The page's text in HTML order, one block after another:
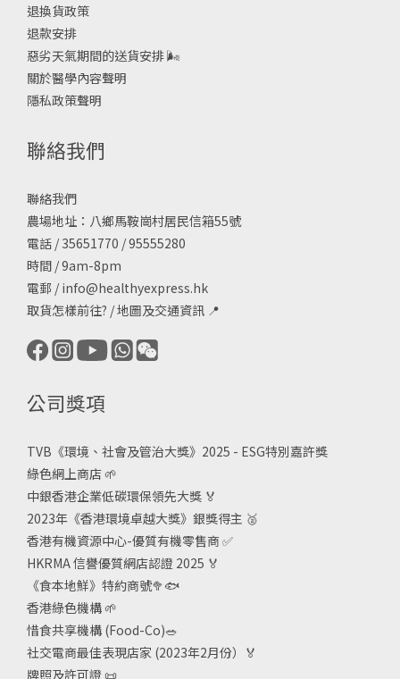
退換貨政策
退款安排
惡劣天氣期間的送貨安排🌬
關於醫學內容聲明
隱私政策聲明
聯絡我們
聯絡我們
農場地址：八鄉馬鞍崗村居民信箱55號
電話 / 35651770 / 95555280
時間 / 9am-8pm
電郵 / info@healthyexpress.hk
取貨怎樣前往? /地圖及交通資訊 📍
公司獎項
TVB《環境、社會及管治大獎》2025 - ESG特別嘉許獎
綠色網上商店 🌱
中銀香港企業低碳環保領先大獎 🏅
2023年《香港環境卓越大獎》銀獎得主 🥈
香港有機資源中心-優質有機零售商✅
HKRMA 信譽優質網店認證 2025 🏅
《食本地鮮》特約商號🥦🐟
香港綠色機構 🌱
惜食共享機構 (Food-Co)🥗
社交電商最佳表現店家 (2023年2月份）🏅
牌照及許可證 📜